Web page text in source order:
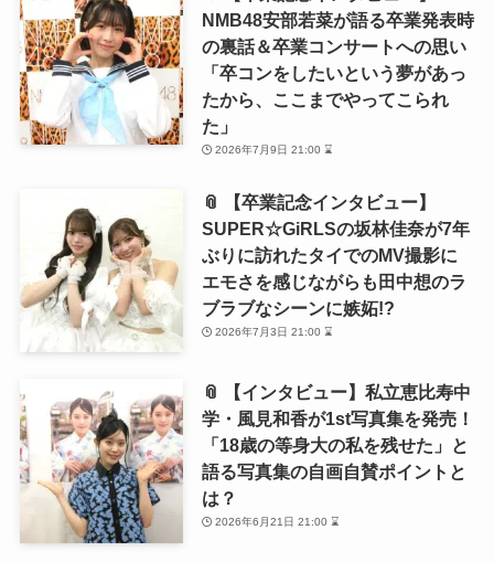
NMB48安部若菜が語る卒業発表時
の裏話＆卒業コンサートへの思い
「卒コンをしたいという夢があっ
たから、ここまでやってこられ
た」
2026年7月9日 21:00 ⌛
📎 【卒業記念インタビュー】
SUPER☆GiRLSの坂林佳奈が7年
ぶりに訪れたタイでのMV撮影に
エモさを感じながらも田中想のラ
ブラブなシーンに嫉妬!?
2026年7月3日 21:00 ⌛
📎 【インタビュー】私立恵比寿中
学・風見和香が1st写真集を発売！
「18歳の等身大の私を残せた」と
語る写真集の自画自賛ポイントと
は？
2026年6月21日 21:00 ⌛